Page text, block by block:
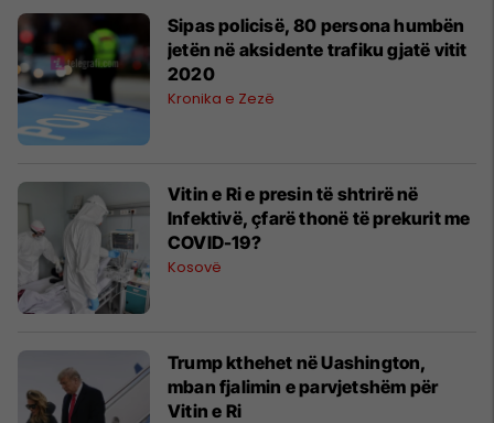
Sipas policisë, 80 persona humbën
jetën në aksidente trafiku gjatë vitit
2020
Kronika e Zezë
Vitin e Ri e presin të shtrirë në
Infektivë, çfarë thonë të prekurit me
COVID-19?
Kosovë
Trump kthehet në Uashington,
mban fjalimin e parvjetshëm për
Vitin e Ri